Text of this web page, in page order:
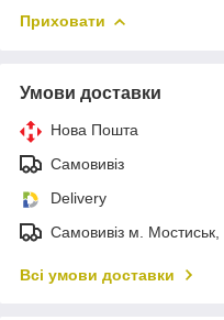
Приховати
Умови доставки
Нова Пошта
Самовивіз
Delivery
Самовивіз м.
Всі умови доставки